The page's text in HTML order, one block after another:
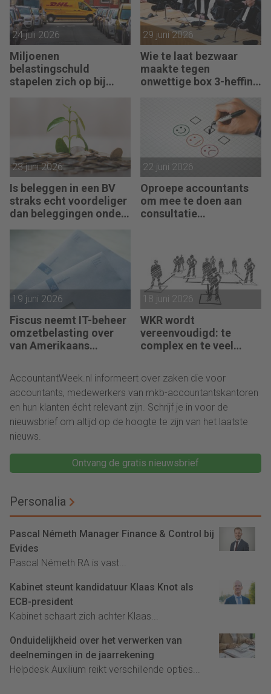
24 juli 2026
Miljoenen
belastingschuld
stapelen zich op bij
29 juni 2026
Wie te laat bezwaar
maakte tegen
onwettige box 3-heffing
23 juni 2026
Is beleggen in een BV
straks echt voordeliger
dan beleggingen onder
22 juni 2026
Oproepe accountants
om mee te doen aan
consultatie
19 juni 2026
Fiscus neemt IT-beheer
omzetbelasting over
van Amerikaans
18 juni 2026
WKR wordt
vereenvoudigd: te
complex en te veel
AccountantWeek.nl informeert over zaken die voor
accountants, medewerkers van mkb-accountantskantoren
en hun klanten écht relevant zijn. Schrijf je in voor de
nieuwsbrief om altijd op de hoogte te zijn van het laatste
nieuws.
Ontvang de gratis nieuwsbrief
Personalia
Pascal Németh Manager Finance & Control bij
Evides
Pascal Németh RA is vast...
Kabinet steunt kandidatuur Klaas Knot als
ECB-president
Kabinet schaart zich achter Klaas...
Onduidelijkheid over het verwerken van
deelnemingen in de jaarrekening
Helpdesk Auxilium reikt verschillende opties...